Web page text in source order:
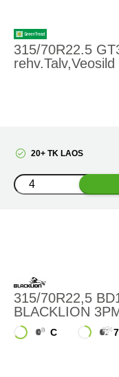
315/70R22.5
rehv.Talv,Veosild
20+ TK LAOS
315/70R22,5
BLACKLION
C